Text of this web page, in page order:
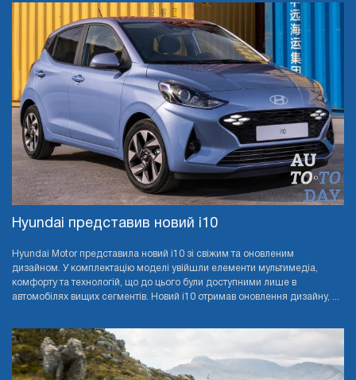
Hyundai представив новий i10
Hyundai Motor представила новий i10 зі свіжим та оновленим
дизайном. У комплектацію моделі увійшли елементи мультимедіа,
комфорту та технологій, що до цього були доступними лише в
автомобілях вищих сегментів. Новий i10 отримав оновлення дизайну, ...